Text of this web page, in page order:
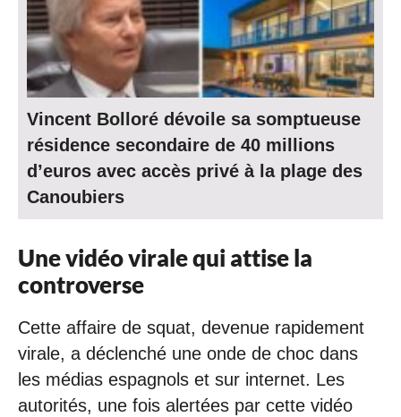
Vincent Bolloré dévoile sa somptueuse
résidence secondaire de 40 millions
d’euros avec accès privé à la plage des
Canoubiers
Une vidéo virale qui attise la
controverse
Cette affaire de squat, devenue rapidement
virale, a déclenché une onde de choc dans
les médias espagnols et sur internet. Les
autorités, une fois alertées par cette vidéo